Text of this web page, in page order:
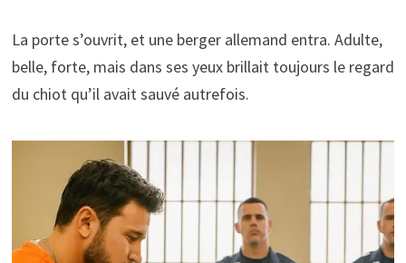
La porte s’ouvrit, et une berger allemand entra. Adulte,
belle, forte, mais dans ses yeux brillait toujours le regard
du chiot qu’il avait sauvé autrefois.